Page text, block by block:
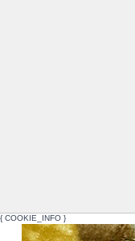
{ COOKIE_INFO }